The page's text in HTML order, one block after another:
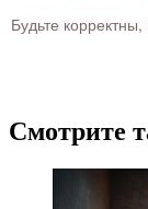
Будьте
Смотрите